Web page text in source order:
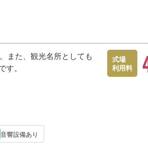
また、観光名所としても
。
式場
利用料
音響設備あり